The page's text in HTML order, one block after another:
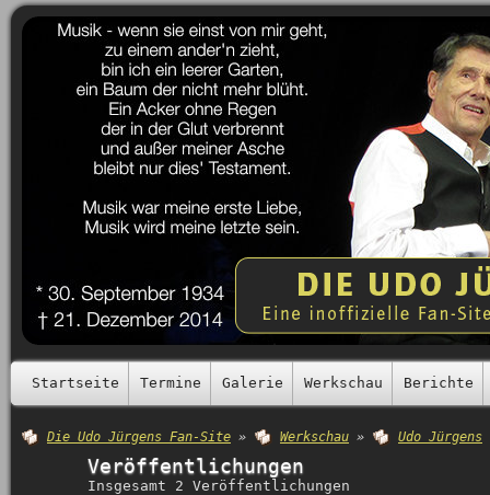
Startseite Termine Galerie Werkschau Berichte
Die Udo Jürgens Fan-Site » Werkschau » Udo Jürgens
Veröffentlichungen
Insgesamt 2 Veröffentlichungen